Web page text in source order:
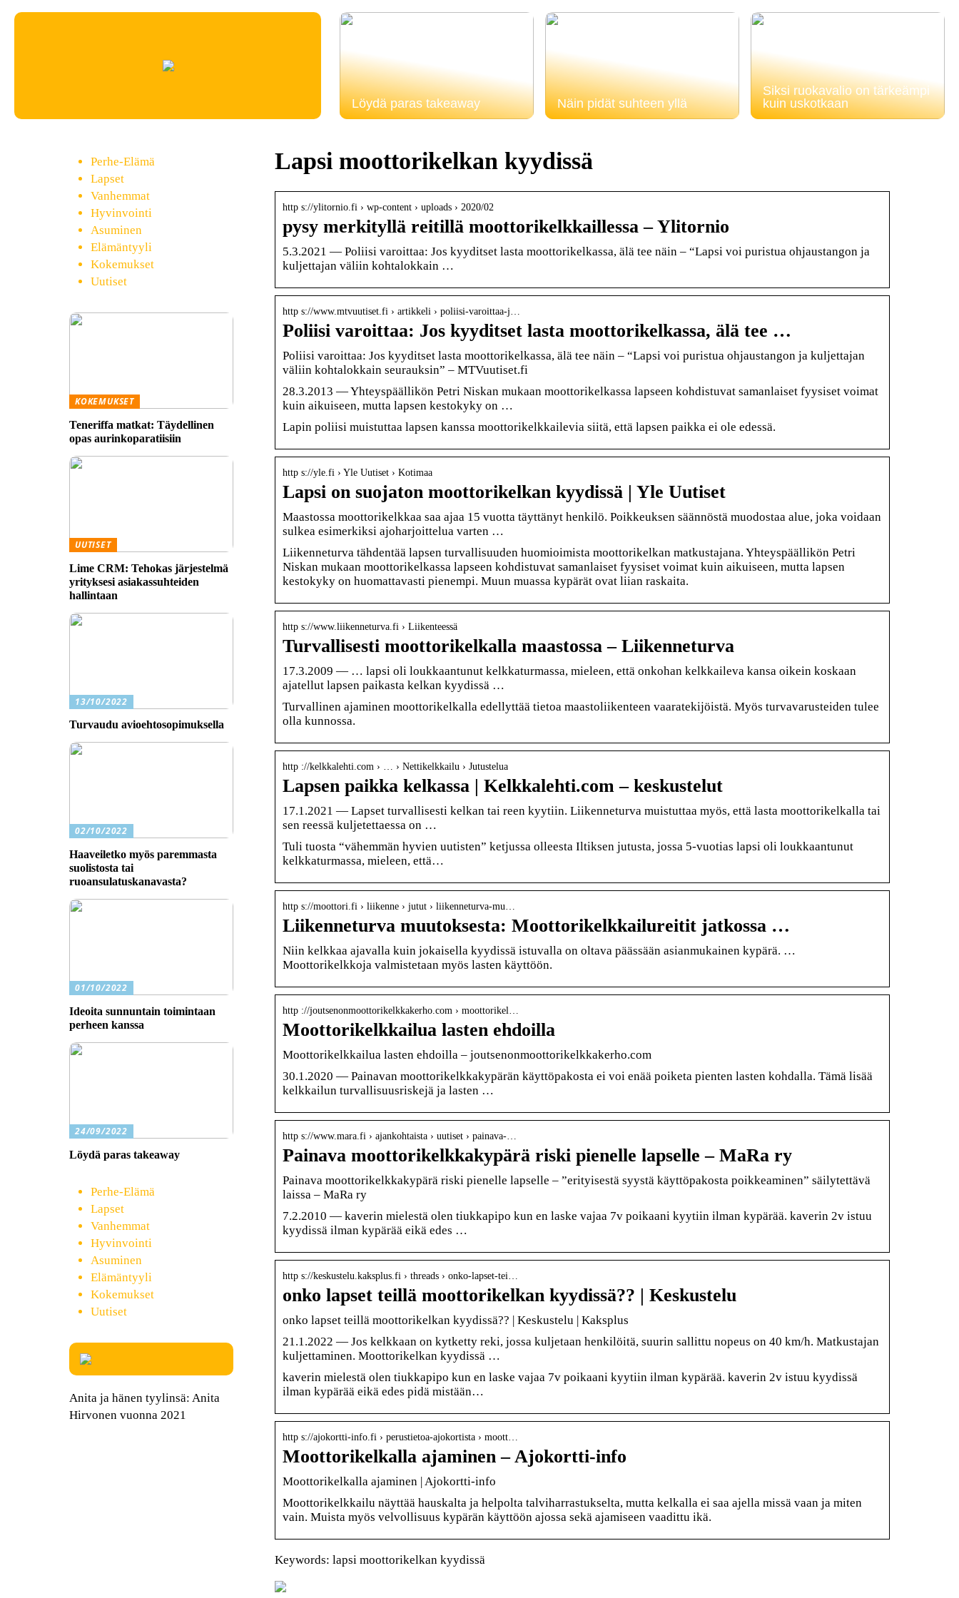
Löydä paras takeaway Näin pidät suhteen yllä
Siksi ruokavalio on tärkeämpi
kuin uskotkaan
Lapsi moottorikelkan kyydissä
http s://ylitornio.fi › wp-content › uploads › 2020/02
pysy merkityllä reitillä moottorikelkkaillessa – Ylitornio
5.3.2021 — Poliisi varoittaa: Jos kyyditset lasta moottorikelkassa, älä tee näin – “Lapsi voi puristua ohjaustangon ja
kuljettajan väliin kohtalokkain …
http s://www.mtvuutiset.fi › artikkeli › poliisi-varoittaa-j…
Poliisi varoittaa: Jos kyyditset lasta moottorikelkassa, älä tee …
Poliisi varoittaa: Jos kyyditset lasta moottorikelkassa, älä tee näin – “Lapsi voi puristua ohjaustangon ja kuljettajan
väliin kohtalokkain seurauksin” – MTVuutiset.fi
28.3.2013 — Yhteyspäällikön Petri Niskan mukaan moottorikelkassa lapseen kohdistuvat samanlaiset fyysiset voimat
kuin aikuiseen, mutta lapsen kestokyky on …
Lapin poliisi muistuttaa lapsen kanssa moottorikelkkailevia siitä, että lapsen paikka ei ole edessä.
http s://yle.fi › Yle Uutiset › Kotimaa
Lapsi on suojaton moottorikelkan kyydissä | Yle Uutiset
Maastossa moottorikelkkaa saa ajaa 15 vuotta täyttänyt henkilö. Poikkeuksen säännöstä muodostaa alue, joka voidaan
sulkea esimerkiksi ajoharjoittelua varten …
Liikenneturva tähdentää lapsen turvallisuuden huomioimista moottorikelkan matkustajana. Yhteyspäällikön Petri
Niskan mukaan moottorikelkassa lapseen kohdistuvat samanlaiset fyysiset voimat kuin aikuiseen, mutta lapsen
kestokyky on huomattavasti pienempi. Muun muassa kypärät ovat liian raskaita.
http s://www.liikenneturva.fi › Liikenteessä
Turvallisesti moottorikelkalla maastossa – Liikenneturva
17.3.2009 — … lapsi oli loukkaantunut kelkkaturmassa, mieleen, että onkohan kelkkaileva kansa oikein koskaan
ajatellut lapsen paikasta kelkan kyydissä …
Turvallinen ajaminen moottorikelkalla edellyttää tietoa maastoliikenteen vaaratekijöistä. Myös turvavarusteiden tulee
olla kunnossa.
http ://kelkkalehti.com › … › Nettikelkkailu › Jutustelua
Lapsen paikka kelkassa | Kelkkalehti.com – keskustelut
17.1.2021 — Lapset turvallisesti kelkan tai reen kyytiin. Liikenneturva muistuttaa myös, että lasta moottorikelkalla tai
sen reessä kuljetettaessa on …
Tuli tuosta “vähemmän hyvien uutisten” ketjussa olleesta Iltiksen jutusta, jossa 5-vuotias lapsi oli loukkaantunut
kelkkaturmassa, mieleen, että…
http s://moottori.fi › liikenne › jutut › liikenneturva-mu…
Liikenneturva muutoksesta: Moottorikelkkailureitit jatkossa …
Niin kelkkaa ajavalla kuin jokaisella kyydissä istuvalla on oltava päässään asianmukainen kypärä. …
Moottorikelkkoja valmistetaan myös lasten käyttöön.
http ://joutsenonmoottorikelkkakerho.com › moottorikel…
Moottorikelkkailua lasten ehdoilla
Moottorikelkkailua lasten ehdoilla – joutsenonmoottorikelkkakerho.com
30.1.2020 — Painavan moottorikelkkakypärän käyttöpakosta ei voi enää poiketa pienten lasten kohdalla. Tämä lisää
kelkkailun turvallisuusriskejä ja lasten …
http s://www.mara.fi › ajankohtaista › uutiset › painava-…
Painava moottorikelkkakypärä riski pienelle lapselle – MaRa ry
Painava moottorikelkkakypärä riski pienelle lapselle – ”erityisestä syystä käyttöpakosta poikkeaminen” säilytettävä
laissa – MaRa ry
7.2.2010 — kaverin mielestä olen tiukkapipo kun en laske vajaa 7v poikaani kyytiin ilman kypärää. kaverin 2v istuu
kyydissä ilman kypärää eikä edes …
http s://keskustelu.kaksplus.fi › threads › onko-lapset-tei…
onko lapset teillä moottorikelkan kyydissä?? | Keskustelu
onko lapset teillä moottorikelkan kyydissä?? | Keskustelu | Kaksplus
21.1.2022 — Jos kelkkaan on kytketty reki, jossa kuljetaan henkilöitä, suurin sallittu nopeus on 40 km/h. Matkustajan
kuljettaminen. Moottorikelkan kyydissä …
kaverin mielestä olen tiukkapipo kun en laske vajaa 7v poikaani kyytiin ilman kypärää. kaverin 2v istuu kyydissä
ilman kypärää eikä edes pidä mistään…
http s://ajokortti-info.fi › perustietoa-ajokortista › moott…
Moottorikelkalla ajaminen – Ajokortti-info
Moottorikelkalla ajaminen | Ajokortti-info
Moottorikelkkailu näyttää hauskalta ja helpolta talviharrastukselta, mutta kelkalla ei saa ajella missä vaan ja miten
vain. Muista myös velvollisuus kypärän käyttöön ajossa sekä ajamiseen vaadittu ikä.
Keywords: lapsi moottorikelkan kyydissä
Perhe-Elämä
Lapset
Vanhemmat
Hyvinvointi
Asuminen
Elämäntyyli
Kokemukset
Uutiset
KOKEMUKSET
Teneriffa matkat: Täydellinen
opas aurinkoparatiisiin
UUTISET
Lime CRM: Tehokas järjestelmä
yrityksesi asiakassuhteiden
hallintaan
13/10/2022
Turvaudu avioehtosopimuksella
02/10/2022
Haaveiletko myös paremmasta
suolistosta tai
ruoansulatuskanavasta?
01/10/2022
Ideoita sunnuntain toimintaan
perheen kanssa
24/09/2022
Löydä paras takeaway
Perhe-Elämä
Lapset
Vanhemmat
Hyvinvointi
Asuminen
Elämäntyyli
Kokemukset
Uutiset
Anita ja hänen tyylinsä: Anita
Hirvonen vuonna 2021